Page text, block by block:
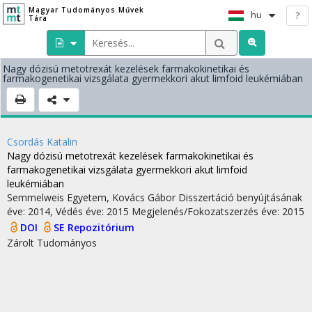
Magyar Tudományos Művek
Tára
hu ?
Nagy dózisú metotrexát kezelések farmakokinetikai és
farmakogenetikai vizsgálata gyermekkori akut limfoid leukémiában
Csordás Katalin
Nagy dózisú metotrexát kezelések farmakokinetikai és
farmakogenetikai vizsgálata gyermekkori akut limfoid
leukémiában
Semmelweis Egyetem, Kovács Gábor Disszertáció benyújtásának
éve: 2014, Védés éve: 2015 Megjelenés/Fokozatszerzés éve: 2015
DOI
SE Repozitórium
Zárolt Tudományos